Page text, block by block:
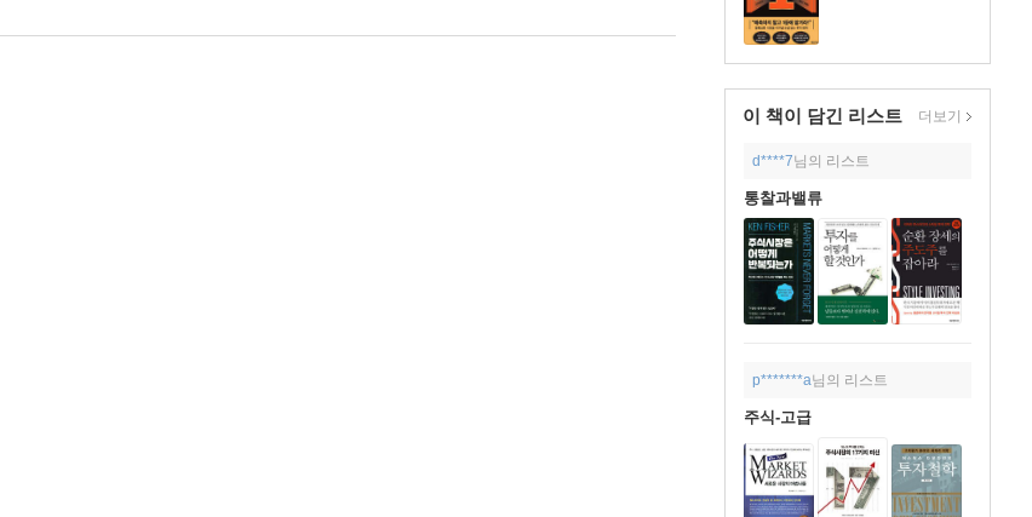
이 책이 담긴 리스트 더보기
d****7님의 리스트
통찰과밸류
p*******a님의 리스트
주식-고급